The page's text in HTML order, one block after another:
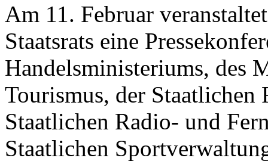
Am 11. Februar
Staatsrats eine
Handelsministeriums, des
Tourismus, der Staatlichen
Staatlichen Radio- und
Staatlichen